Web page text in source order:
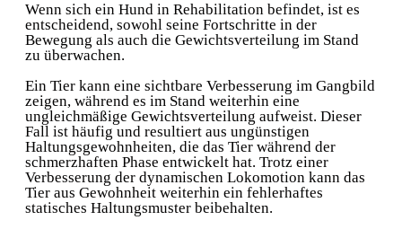
Wenn sich ein Hund in Rehabilitation befindet, ist es
entscheidend, sowohl seine Fortschritte in der
Bewegung als auch die Gewichtsverteilung im Stand
zu überwachen.
Ein Tier kann eine sichtbare Verbesserung im Gangbild
zeigen, während es im Stand weiterhin eine
ungleichmäßige Gewichtsverteilung aufweist. Dieser
Fall ist häufig und resultiert aus ungünstigen
Haltungsgewohnheiten, die das Tier während der
schmerzhaften Phase entwickelt hat. Trotz einer
Verbesserung der dynamischen Lokomotion kann das
Tier aus Gewohnheit weiterhin ein fehlerhaftes
statisches Haltungsmuster beibehalten.